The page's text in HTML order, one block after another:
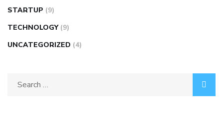
STARTUP (9)
TECHNOLOGY (9)
UNCATEGORIZED (4)